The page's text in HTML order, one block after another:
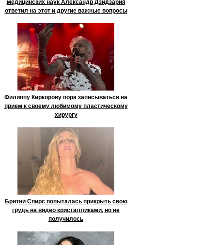
медицинских наук Александр Дзидзария
ответил на этот и другие важные вопросы
Филиппу Киркорову пора записываться на
прием к своему любимому пластическому
хирургу
Бритни Спирс попыталась прикрыть свою
грудь на видео кристалликами, но не
получилось